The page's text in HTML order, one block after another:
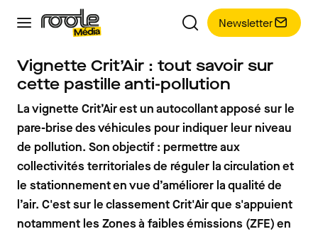
Newsletter
Vignette Crit’Air : tout savoir sur
cette pastille anti-pollution
La vignette Crit’Air est un autocollant apposé sur le
pare-brise des véhicules pour indiquer leur niveau
de pollution. Son objectif : permettre aux
collectivités territoriales de réguler la circulation et
le stationnement en vue d’améliorer la qualité de
l’air. C'est sur le classement Crit'Air que s'appuient
notamment les Zones à faibles émissions (ZFE) en